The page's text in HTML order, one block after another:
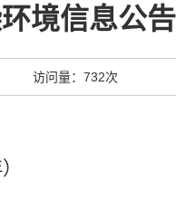
境信息公告
访问量： 732次